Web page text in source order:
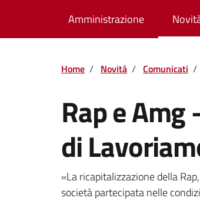
Amministrazione
Home / Novità / Comunicati /
Rap e
di
Dettagli
«La ricapitalizzazione della
società partecipata nelle